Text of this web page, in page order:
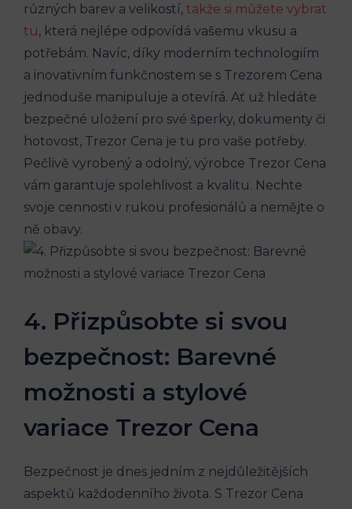
různých barev a velikostí, takže si můžete vybrat
tu, která nejlépe odpovídá vašemu vkusu a
potřebám. Navíc, díky moderním technologiím
a inovativním funkčnostem se s Trezorem Cena
jednoduše manipuluje a otevírá. Ať už hledáte
bezpečné uložení pro své šperky, dokumenty či
hotovost, Trezor Cena je tu pro vaše potřeby.
Pečlivě vyrobený a odolný, výrobce Trezor Cena
vám garantuje spolehlivost a kvalitu. Nechte
svoje cennosti v rukou profesionálů a nemějte o
ně obavy.
4. Přizpůsobte si svou
bezpečnost: Barevné
možnosti a stylové
variace Trezor Cena
Bezpečnost je dnes jedním z nejdůležitějších
aspektů každodenního života. S Trezor Cena